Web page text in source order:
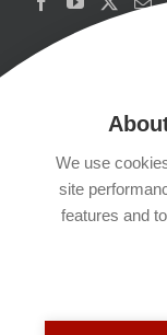
Copyrights
Kontakt
We use
site
features and